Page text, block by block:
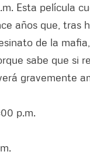
Esta película
años que, tras
de la
sabe que si
gravemente
p.m.